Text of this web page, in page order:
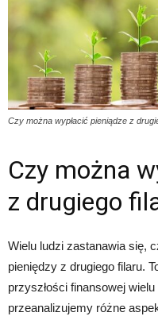
Czy można wypłacić pieniądze z
Czy można
z drugiego
Wielu ludzi zastanawia się,
pieniędzy z drugiego filaru.
przyszłości finansowej
przeanalizujemy różne